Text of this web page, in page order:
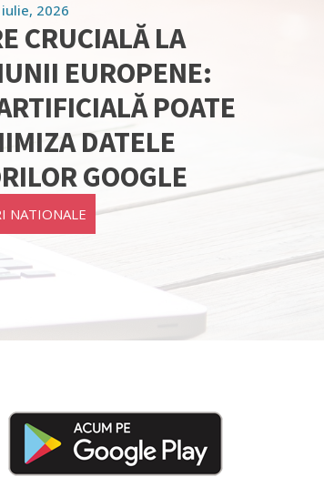
2026
CRUCIALĂ LA
EUROPENE:
POATE
DATELE
GOOGLE
NATIONALE